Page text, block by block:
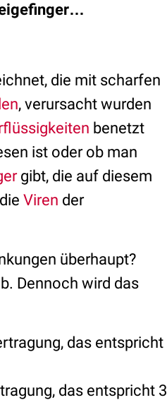
die mit scharfen
, verursacht wurden
benetzt
ist oder ob man
gibt, die auf diesem
Viren der
überhaupt?
Dennoch wird das
das entspricht
das entspricht 3